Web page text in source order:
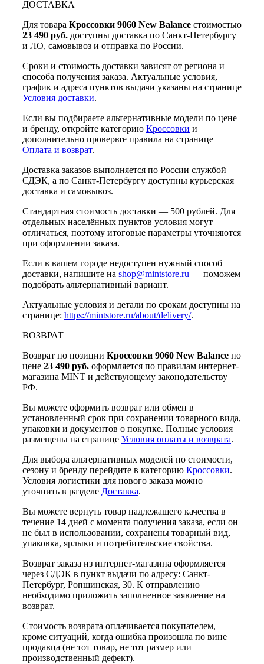
ДОСТАВКА
Для товара Кроссовки 9060 New Balance стоимостью
23 490 руб. доступны доставка по Санкт-Петербургу
и ЛО, самовывоз и отправка по России.
Сроки и стоимость доставки зависят от региона и
способа получения заказа. Актуальные условия,
график и адреса пунктов выдачи указаны на странице
Условия доставки.
Если вы подбираете альтернативные модели по цене
и бренду, откройте категорию Кроссовки и
дополнительно проверьте правила на странице
Оплата и возврат.
Доставка заказов выполняется по России службой
СДЭК, а по Санкт-Петербургу доступны курьерская
доставка и самовывоз.
Стандартная стоимость доставки — 500 рублей. Для
отдельных населённых пунктов условия могут
отличаться, поэтому итоговые параметры уточняются
при оформлении заказа.
Если в вашем городе недоступен нужный способ
доставки, напишите на shop@mintstore.ru — поможем
подобрать альтернативный вариант.
Актуальные условия и детали по срокам доступны на
странице: https://mintstore.ru/about/delivery/.
ВОЗВРАТ
Возврат по позиции Кроссовки 9060 New Balance по
цене 23 490 руб. оформляется по правилам интернет-
магазина MINT и действующему законодательству
РФ.
Вы можете оформить возврат или обмен в
установленный срок при сохранении товарного вида,
упаковки и документов о покупке. Полные условия
размещены на странице Условия оплаты и возврата.
Для выбора альтернативных моделей по стоимости,
сезону и бренду перейдите в категорию Кроссовки.
Условия логистики для нового заказа можно
уточнить в разделе Доставка.
Вы можете вернуть товар надлежащего качества в
течение 14 дней с момента получения заказа, если он
не был в использовании, сохранены товарный вид,
упаковка, ярлыки и потребительские свойства.
Возврат заказа из интернет-магазина оформляется
через СДЭК в пункт выдачи по адресу: Санкт-
Петербург, Ропшинская, 30. К отправлению
необходимо приложить заполненное заявление на
возврат.
Стоимость возврата оплачивается покупателем,
кроме ситуаций, когда ошибка произошла по вине
продавца (не тот товар, не тот размер или
производственный дефект).